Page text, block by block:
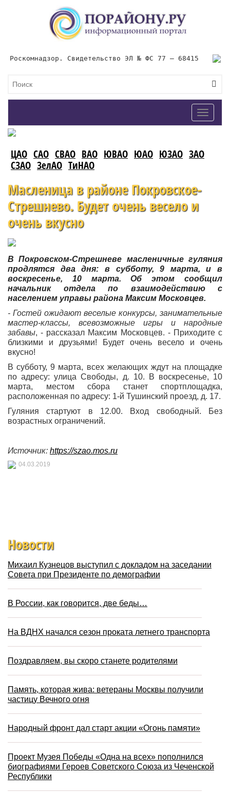
Роскомнадзор. Свидетельство ЭЛ № ФС 77 – 68415
Toggle
ЦАО САО СВАО ВАО ЮВАО ЮАО ЮЗАО ЗАО
СЗАО ЗелАО ТиНАО
Масленица в районе Покровское-
Стрешнево. Будет очень весело и
очень вкусно
В Покровском-Стрешневе масленичные гуляния
продлятся два дня: в субботу, 9 марта, и в
воскресенье, 10 марта. Об этом сообщил
начальник отдела по взаимодействию с
населением управы района Максим Московцев.
- Гостей ожидают веселые конкурсы, занимательные
мастер-классы, всевозможные игры и народные
забавы, - рассказал Максим Московцев. - Приходите с
близкими и друзьями! Будет очень весело и очень
вкусно!
В субботу, 9 марта, всех желающих ждут на площадке
по адресу: улица Свободы, д. 10. В воскресенье, 10
марта, местом сбора станет спортплощадка,
расположенная по адресу: 1-й Тушинский проезд, д. 17.
Гуляния стартуют в 12.00. Вход свободный. Без
возрастных ограничений.
Источник: https://szao.mos.ru
04.03.2019
Новости
Михаил Кузнецов выступил с докладом на заседании
Совета при Президенте по демографии
В России, как говорится, две беды…
На ВДНХ начался сезон проката летнего транспорта
Поздравляем, вы скоро станете родителями
Память, которая жива: ветераны Москвы получили
частицу Вечного огня
Народный фронт дал старт акции «Огонь памяти»
Проект Музея Победы «Одна на всех» пополнился
биографиями Героев Советского Союза из Чеченской
Республики